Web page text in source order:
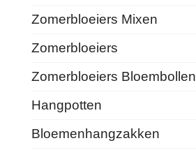
Zomerbloeiers Mixen
Zomerbloeiers
Zomerbloeiers Bloembollen
Hangpotten
Bloemenhangzakken